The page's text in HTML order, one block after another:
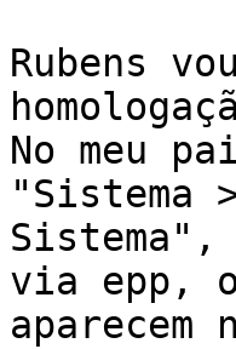
Rubens
No meu
"Sistema
Sistema",
via epp,
aparecem